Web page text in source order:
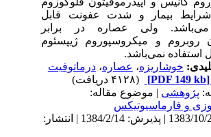
بیمار و شدت عفونت قابل
ولی عصاره در برابر
روبروم و میکروسپوروم ژیپسئوم
نمی‌باشد.
خوشاریزه ،عصاره،درماتوفیت
(۴۱۲۸ دریافت)
| موضوع مقاله:
و فارماسيوتيكس
دریافت: 1383/10/28 | پذیرش: 1384/2/14 | انتشار: